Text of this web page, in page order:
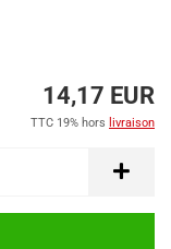
14,17 EUR
TTC 19% hors livraison